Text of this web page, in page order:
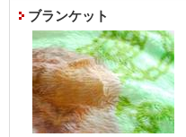
ブランケット